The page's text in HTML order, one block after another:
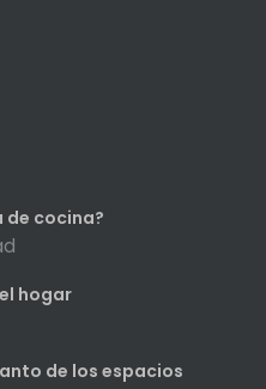
de cocina?
hogar
de los espacios